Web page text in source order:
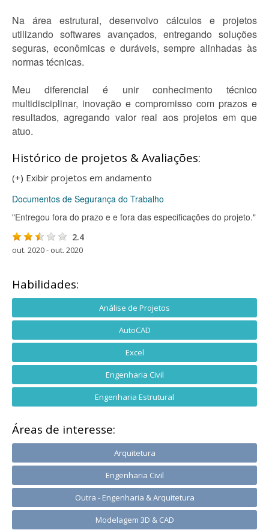
Na área estrutural, desenvolvo cálculos e projetos
utilizando softwares avançados, entregando soluções
seguras, econômicas e duráveis, sempre alinhadas às
normas técnicas.
Meu diferencial é unir conhecimento técnico
multidisciplinar, inovação e compromisso com prazos e
resultados, agregando valor real aos projetos em que
atuo.
Histórico de projetos & Avaliações:
(+) Exibir projetos em andamento
Documentos de Segurança do Trabalho
"Entregou fora do prazo e e fora das especificações do projeto."
2.4
out. 2020 - out. 2020
Habilidades:
Análise de Projetos
AutoCAD
Excel
Engenharia Civil
Engenharia Estrutural
Áreas de interesse:
Arquitetura
Engenharia Civil
Outra - Engenharia & Arquitetura
Modelagem 3D & CAD